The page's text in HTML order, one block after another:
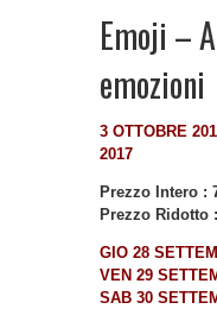
Emoji –
emozioni
3 OTTOBRE
2017
Prezzo Intero :
Prezzo Ridotto
GIO 28
VEN 29
SAB 30